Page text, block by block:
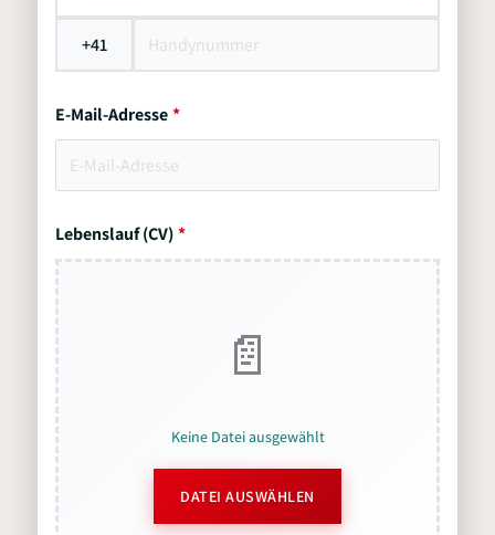
+41
E-Mail-Adresse
Lebenslauf (CV)
Keine Datei ausgewählt
DATEI AUSWÄHLEN